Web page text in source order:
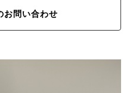
お問い合わせ